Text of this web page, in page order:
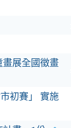
展全國徵畫
初賽」 實施